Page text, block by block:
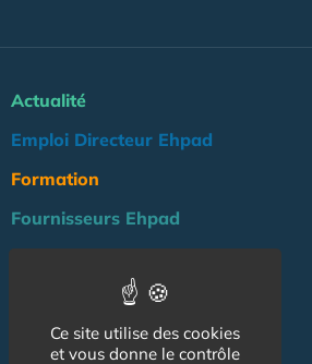
Actualité
Emploi Directeur Ehpad
Formation
Fournisseurs Ehpad
Réglementation
OutilsCe site utilise des cookies
et vous donne le contrôle